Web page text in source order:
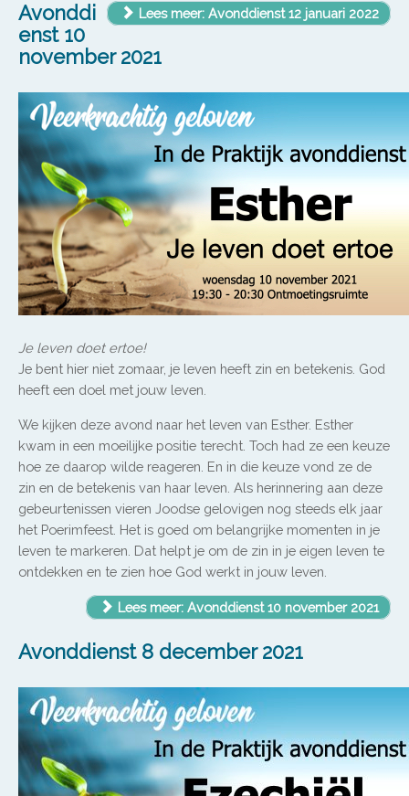
Lees meer: Avonddienst 12 januari 2022
Avonddi
enst 10
november 2021
Je leven doet ertoe!
Je bent hier niet zomaar, je leven heeft zin en betekenis. God
heeft een doel met jouw leven.
We kijken deze avond naar het leven van Esther. Esther
kwam in een moeilijke positie terecht. Toch had ze een keuze
hoe ze daarop wilde reageren. En in die keuze vond ze de
zin en de betekenis van haar leven. Als herinnering aan deze
gebeurtenissen vieren Joodse gelovigen nog steeds elk jaar
het Poerimfeest. Het is goed om belangrijke momenten in je
leven te markeren. Dat helpt je om de zin in je eigen leven te
ontdekken en te zien hoe God werkt in jouw leven.
Lees meer: Avonddienst 10 november 2021
Avonddienst 8 december 2021